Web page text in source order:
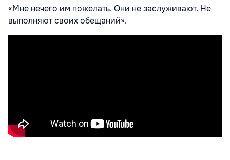
«Мне нечего им пожелать. Они не заслуживают. Не
выполняют своих обещаний».